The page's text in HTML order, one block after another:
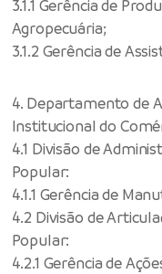
3.1.1 Gerência de
Agropecuária;
3.1.2 Gerência de
4. Departamento de
Institucional do
4.1 Divisão de
Popular:
4.1.1 Gerência de
4.2 Divisão de
Popular:
4.2.1 Gerência de